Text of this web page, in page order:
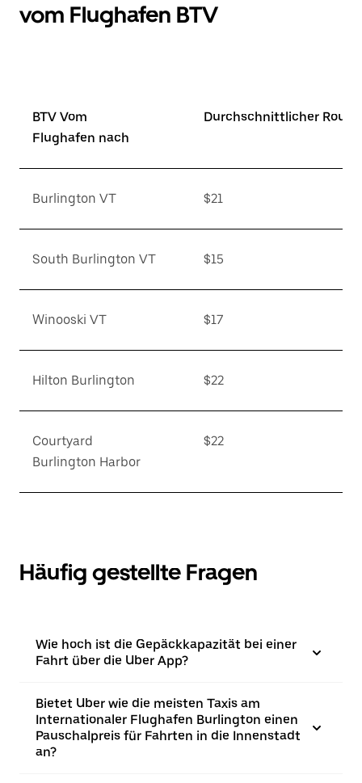
vom Flughafen BTV
BTV Vom
Flughafen nach
Durchschnittlicher
Burlington VT $21
South Burlington VT $15
Winooski VT $17
Hilton Burlington $22
Courtyard
Burlington Harbor
$22
Häufig gestellte Fragen
Wie hoch ist die Gepäckkapazität bei einer
Fahrt über die Uber App?
Bietet Uber wie die meisten Taxis am
Internationaler Flughafen Burlington einen
Pauschalpreis für Fahrten in die Innenstadt
an?